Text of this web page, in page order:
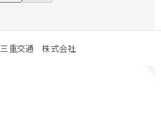
三重交通 株式会社